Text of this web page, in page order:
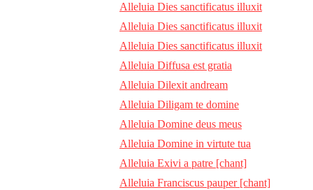
Alleluia Dies sanctificatus illuxit
Alleluia Dies sanctificatus illuxit
Alleluia Dies sanctificatus illuxit
Alleluia Diffusa est gratia
Alleluia Dilexit andream
Alleluia Diligam te domine
Alleluia Domine deus meus
Alleluia Domine in virtute tua
Alleluia Exivi a patre [chant]
Alleluia Franciscus pauper [chant]